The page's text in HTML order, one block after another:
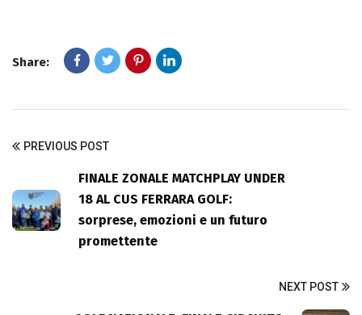
Share:
PREVIOUS POST
FINALE ZONALE MATCHPLAY UNDER
18 AL CUS FERRARA GOLF:
sorprese, emozioni e un futuro
promettente
NEXT POST